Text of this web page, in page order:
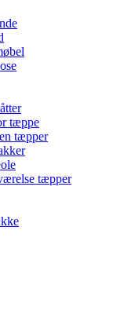
tæppe
tæpper
tæpper